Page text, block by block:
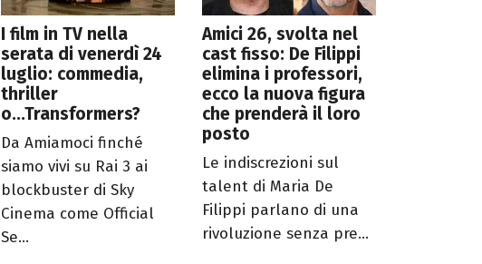
I film in TV nella
serata di venerdì 24
luglio: commedia,
thriller
o...Transformers?
Da Amiamoci finché
siamo vivi su Rai 3 ai
blockbuster di Sky
Cinema come Official
Se...
Amici 26, svolta nel
cast fisso: De Filippi
elimina i professori,
ecco la nuova figura
che prenderà il loro
posto
Le indiscrezioni sul
talent di Maria De
Filippi parlano di una
rivoluzione senza pre...